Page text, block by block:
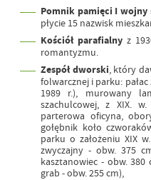
Pomnik pamięci I wojny
płycie 15 nazwisk
Kościół parafialnyz
romantyzmu.
Zespół dworski, który
folwarcznej i parku: pałac
1989 r.), murowany
szachulcowej, z XIX.
parterowa oficyna,
gołębnik koło
parku o założeniu XIX
zwyczajny - obw. 375
kasztanowiec - obw.
grab - obw. 255 cm),